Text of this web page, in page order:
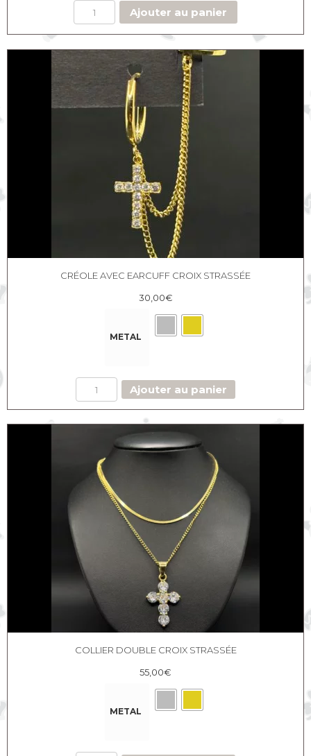
Ajouter au panier
CRÉOLE AVEC EARCUFF CROIX STRASSÉE
30,00€
METAL
quantité
de
Créole
avec
earcuff
Croix
Strassée
Ajouter au panier
COLLIER DOUBLE CROIX STRASSÉE
55,00€
METAL